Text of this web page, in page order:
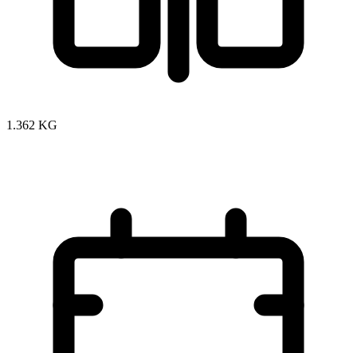
1.362 KG